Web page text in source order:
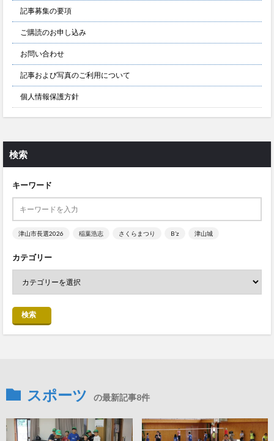
記事募集の要項
ご購読のお申し込み
お問い合わせ
記事および写真のご利用について
個人情報保護方針
検索
キーワード
津山市長選2026 稲葉浩志 さくらまつり B’z 津山城
カテゴリー
検索
スポーツ の最新記事8件